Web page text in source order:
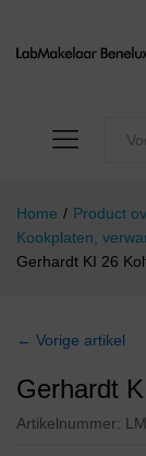
Home / Product
Kookplaten,
Gerhardt KI 26
← Vorige artikel
Gerhardt
Artikelnummer: